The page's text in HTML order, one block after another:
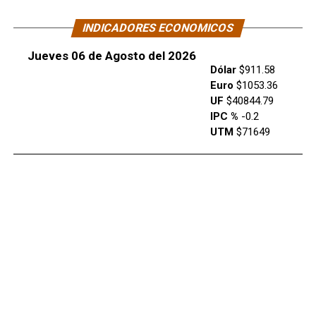
INDICADORES ECONOMICOS
Jueves 06 de Agosto del 2026
Dólar$911.58
Euro $1053.36
UF $40844.79
IPC % -0.2
UTM $71649